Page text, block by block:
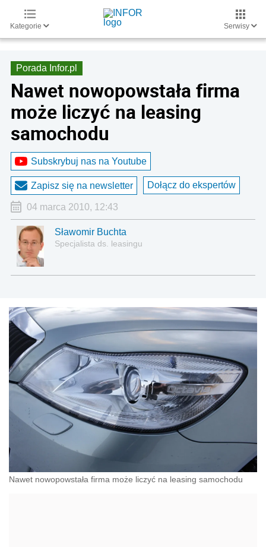
Kategorie Serwisy
Porada Infor.pl
Nawet nowopowstała firma
może liczyć na leasing
samochodu
Subskrybuj nas na Youtube
Zapisz się na newsletter Dołącz do ekspertów
04 marca 2010, 12:43
Sławomir Buchta
Specjalista ds. leasingu
Nawet nowopowstała firma może liczyć na leasing samochodu